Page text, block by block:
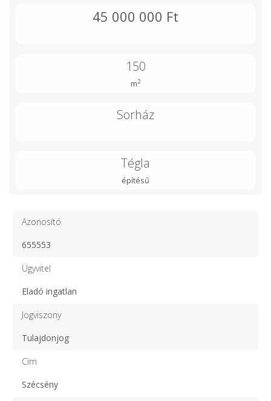
45 000 000 Ft
150
m2
Sorház
Tégla
építésű
Azonosító
655553
Ügyvitel
Eladó ingatlan
Jogviszony
Tulajdonjog
Cím
Szécsény